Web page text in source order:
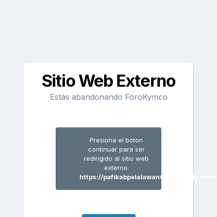
Sitio Web Externo
Estás abandonando ForoKymco
Presiona el boton
continuar para ser
redirigido al sitio web
externo.
https://pafikabpelalawan003.weebly.com/